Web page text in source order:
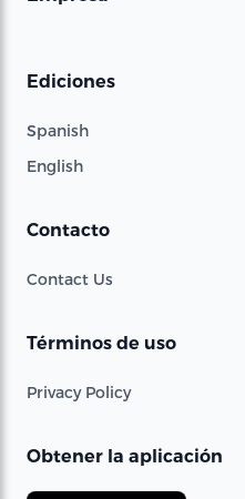
Ediciones
Spanish
English
Contacto
Contact Us
Términos de uso
Privacy Policy
Obtener la aplicación